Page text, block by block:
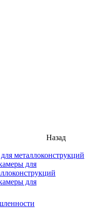
Назад
металлоконструкций
для
для